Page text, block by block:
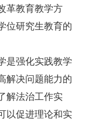
革教育教学方
位研究生教育的
是强化实践教学
解决问题能力的
解法治工作实
以促进理论和实